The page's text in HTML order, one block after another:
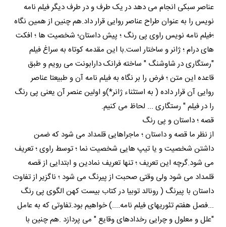
عناصر سبکی انجام می دهد در یک طرف و در طرف دیگر فیلم نامه
نویس را به عنوان طراح عناصر روایی قرار داد.هم چنین از همین نگاه
؛فیلم نامه نویس راوی پی رنگ ؛ پیش داستان؛ شخصیت ها ؛ افکت
های درام ؛ ژانر و ساختار است.با این مقدمه کوتاه به سراغ فیلم
"رستگاری در شاوشنگ " ساخته فرانک دارابونت می رویم و طبق
قاعده این متن ؛ فرض را بر نگاه به فیلم نامه آن و طبیعتا عناصر
روایی آن قرار داده ( به استثناء ژانر*)و اولین عنصر آن یعنی پی رنگ
را در فیلم " رستگاری ... لحاظ می کنیم.
قصه ؛ داستان و پی رنگ
از نظر ما قصه و داستان ؛ ماجراهایی قلمداد می شود که ضمن
داشتن شخصیت و یا تیپ هایی شخصیت نما ؛ توسط راوی ؛ تعریف
می شود.گرچه این تعریف ؛ تنها تعریف نمادین و ابتدایی از قصه
قلمداد می شود ولی وقتی صحبت از پیرنگ می شود ؛ ناگزیر از تفاوت
داستان با پیرنگ ( رونالد توبیا در کتاب بیست کهن الگوی پی رنگ
...فصل هفتم تئوریهای فیلم نامه....) خواهیم بود.تفاوتی که به عامل
"علل و معلول و چرایی رخدادهای وقایع " می پردازد .هم چنین با